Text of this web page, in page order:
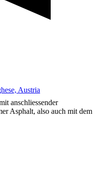
Austria
anschliessender
Asphalt, also auch mit dem